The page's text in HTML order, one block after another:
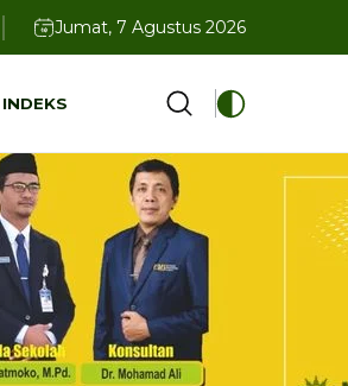
Jumat, 7 Agustus 2026
INDEKS